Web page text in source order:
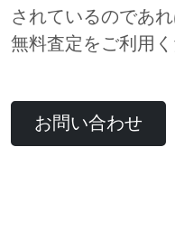
されているのであ
無料査定をご利用く
お問い合わせ